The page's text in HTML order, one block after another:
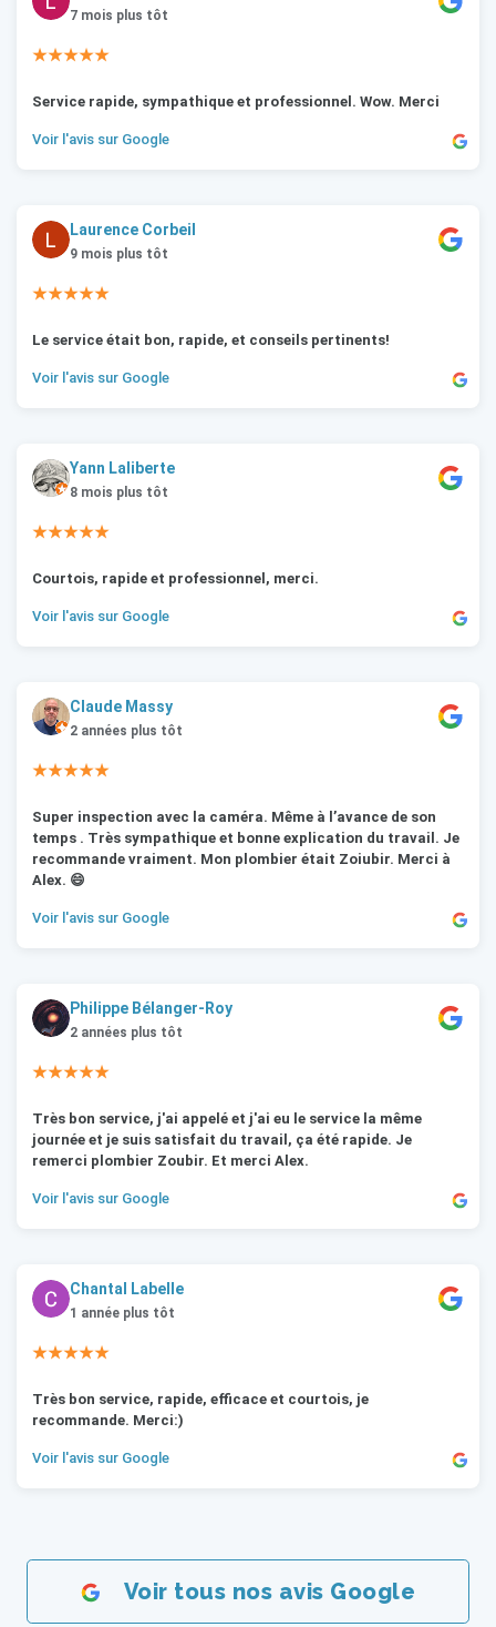
7 mois plus tôt
★★★★★
Service rapide, sympathique et professionnel. Wow. Merci
Voir l'avis sur Google
Laurence Corbeil
9 mois plus tôt
★★★★★
Le service était bon, rapide, et conseils pertinents!
Voir l'avis sur Google
Yann Laliberte
8 mois plus tôt
★★★★★
Courtois, rapide et professionnel, merci.
Voir l'avis sur Google
Claude Massy
2 années plus tôt
★★★★★
Super inspection avec la caméra. Même à l’avance de son
temps . Très sympathique et bonne explication du travail. Je
recommande vraiment. Mon plombier était Zoiubir. Merci à
Alex. 😄
Voir l'avis sur Google
Philippe Bélanger-Roy
2 années plus tôt
★★★★★
Très bon service, j'ai appelé et j'ai eu le service la même
journée et je suis satisfait du travail, ça été rapide. Je
remerci plombier Zoubir. Et merci Alex.
Voir l'avis sur Google
Chantal Labelle
1 année plus tôt
★★★★★
Très bon service, rapide, efficace et courtois, je
recommande. Merci:)
Voir l'avis sur Google
Voir tous nos avis Google